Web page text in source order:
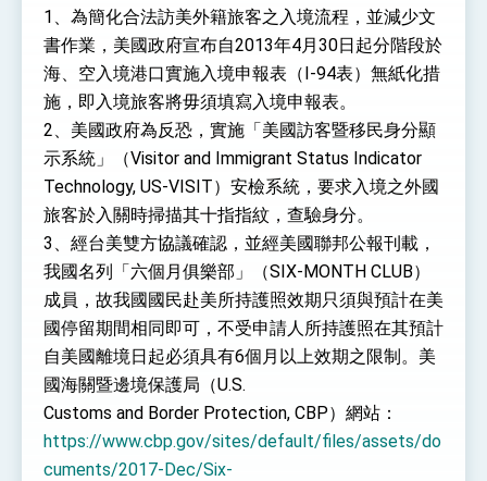
1、為簡化合法訪美外籍旅客之入境流程，並減少文
書作業，美國政府宣布自2013年4月30日起分階段於
海、空入境港口實施入境申報表（I-94表）無紙化措
施，即入境旅客將毋須填寫入境申報表。
2、美國政府為反恐，實施「美國訪客暨移民身分顯
示系統」（Visitor and Immigrant Status Indicator
Technology, US-VISIT）安檢系統，要求入境之外國
旅客於入關時掃描其十指指紋，查驗身分。
3、經台美雙方協議確認，並經美國聯邦公報刊載，
我國名列「六個月俱樂部」（SIX-MONTH CLUB）
成員，故我國國民赴美所持護照效期只須與預計在美
國停留期間相同即可，不受申請人所持護照在其預計
自美國離境日起必須具有6個月以上效期之限制。美
國海關暨邊境保護局（U.S.
Customs and Border Protection, CBP）網站：
https://www.cbp.gov/sites/default/files/assets/do
cuments/2017-Dec/Six-